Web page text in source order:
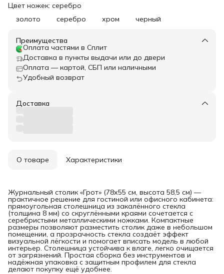
Цвет ножек: серебро
золото
серебро хром черный
Преимущества
Оплата частями в Сплит
Доставка в пункты выдачи или до двери
Оплата — картой, СБП или наличными
Удобный возврат
Доставка
О товаре Характеристики
Журнальный столик «Грот» (78х55 см, высота 58,5 см) —
практичное решение для гостиной или офисного кабинета:
прямоугольная столешница из закалённого стекла
(толщина 8 мм) со скруглёнными краями сочетается с
серебристыми металлическими ножками. Компактные
размеры позволяют разместить столик даже в небольшом
помещении, а прозрачность стекла создаёт эффект
визуальной лёгкости и помогает вписать модель в любой
интерьер. Столешница устойчива к влаге, легко очищается
от загрязнений. Простая сборка без инструментов и
надёжная упаковка с защитным профилем для стекла
делают покупку ещё удобнее.